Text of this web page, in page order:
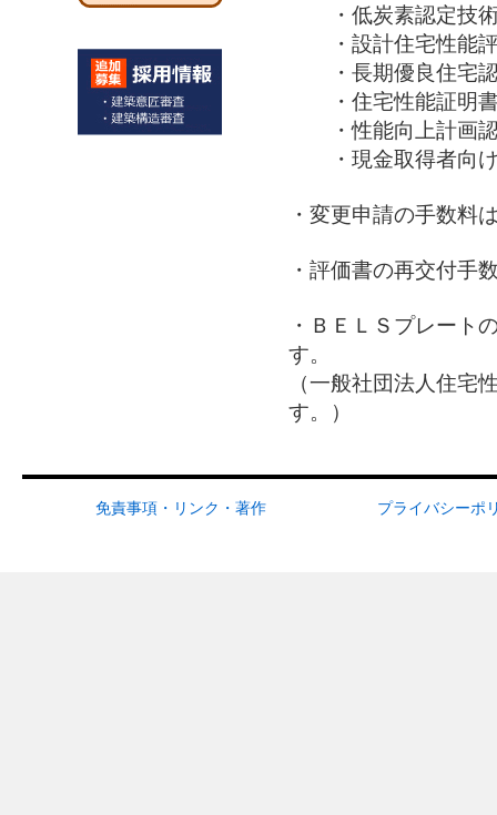
・低炭素認定技
・設計住宅性能
・長期優良住宅認
・住宅性能証明書
・性能向上計画
・現金取得者向け
・変更申請の手数料
・評価書の再交付手
・ＢＥＬＳプレート
す。
（一般社団法人住宅
す。）
免責事項・リンク・著作 プライバシーポ